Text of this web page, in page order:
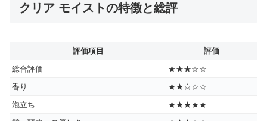
クリア モイストの特徴と総評
評価項目
評価
総合評価
★★★☆☆
香り
★★☆☆☆
泡立ち
★★★★★